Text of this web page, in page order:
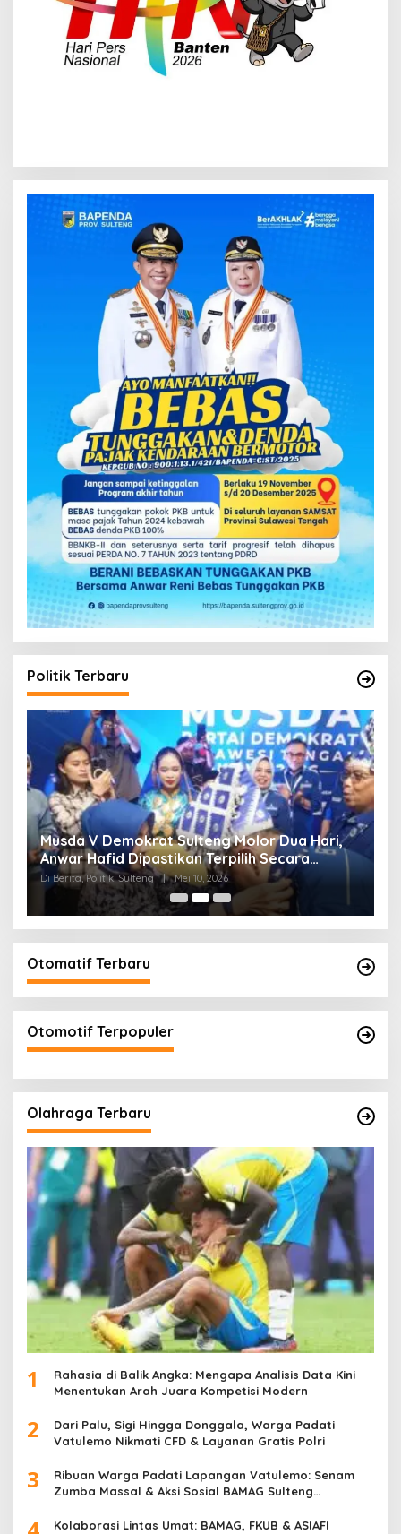
Politik Terbaru
Musda V Demokrat Sulteng Molor Dua Hari,
Anwar Hafid Dipastikan Terpilih Secara
Aklamasi
Di Berita, Politik, Sulteng | Mei 10, 2026
Otomatif Terbaru
Otomotif Terpopuler
Olahraga Terbaru
1
Rahasia di Balik Angka: Mengapa Analisis Data Kini
Menentukan Arah Juara Kompetisi Modern
2
Dari Palu, Sigi Hingga Donggala, Warga Padati
Vatulemo Nikmati CFD & Layanan Gratis Polri
3
Ribuan Warga Padati Lapangan Vatulemo: Senam
Zumba Massal & Aksi Sosial BAMAG Sulteng
Kolaborasi Lintas Umat: BAMAG, FKUB & ASIAFI